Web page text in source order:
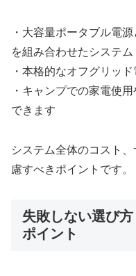
・大容量ポータブル電
を組み合わせたシステム
・本格的なオフグリッ
・キャンプでの家電使
できます
システム全体のコスト
慮すべきポイントです。
失敗しない選び
ポイント